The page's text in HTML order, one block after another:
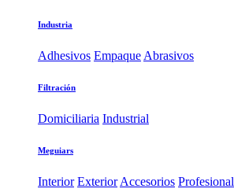
Industria
Adhesivos Empaque Abrasivos
Filtración
Domiciliaria Industrial
Meguiars
Interior Exterior Accesorios Profesional